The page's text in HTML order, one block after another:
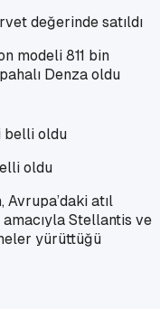
değerinde satıldı
modeli 811 bin
Denza oldu
oldu
atıl
Stellantis ve
yürüttüğü